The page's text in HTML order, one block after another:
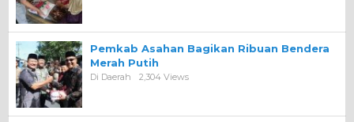
Pemkab Asahan Bagikan Ribuan Bendera
Merah Putih
Di Daerah 2,304 Views